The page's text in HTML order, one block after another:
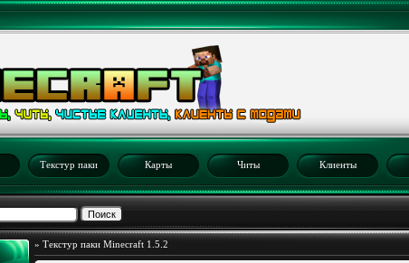
Текстур паки Карты Читы Клиенты
» Текстур паки Minecraft 1.5.2